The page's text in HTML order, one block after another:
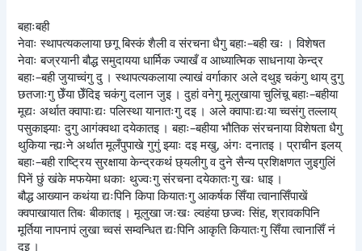
बहाःबही
नेवाः स्थापत्यकलाया छगू बिस्कं शैली व संरचना धैगु बहाः–बही खः । विशेषत
नेवाः बज्रयानी बौद्ध समुदायया धार्मिक ज्याखँ व आध्यात्मिक साधनाया केन्द्र
बहाः–बही जुयाच्वंगु दु । स्थापत्यकलाया ल्याखं वर्गाकार अले दथुइ चकंगु थाय् दुगु
छतजाःगु छेँया छेँदिइ चकंगु दलान जुइ । दुहां वनेगु मूलुखाया चुलिंचू बहाः–बहीया
मूद्यः अर्थात क्वापाःद्यः पलिस्था यानातःगु दइ । अले क्वापाःद्यःया च्वसंगु तल्लाय्
पसुकाझ्याः दुगु आगंक्वथा दयेकातइ । बहाः–बहीया भौतिक संरचनाया विशेषता धैगु
थुकिया न्ह्यःने अर्थात मूलँपुपाखे गुगुं झ्याः दइ मखु, अंगः दनातइ । प्राचीन इलय्
बहाः–बही राष्ट्रिय सुरक्षाया केन्द्रकथं छ्यलीगु व दुने सैन्य प्रशिक्षणत जुइगुलिं
पिनें छुं खंके मफयेमा धकाः थुज्वःगु संरचना दयेकातःगु खः धाइ ।
बौद्ध आख्यान कथंया द्यःपिनि किपा कियातःगु आकर्षक सिँया त्वानासिँपाखें
क्वपाखायात तिबः बीकातइ । मूलुखा जःखः ल्वहंया छज्वः सिंह, श्रावकपिनि
मूर्तिया नापनापं लुखा च्वसं सम्वन्धित द्यःपिनि आकृति कियातःगु सिँया त्वानासिँ नं
दइ ।